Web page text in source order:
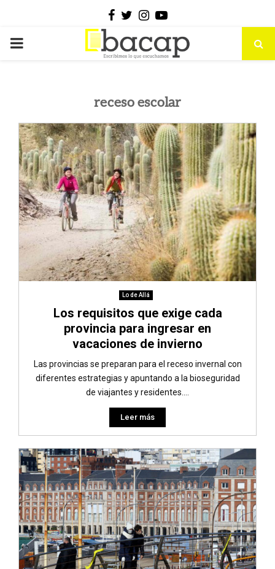
Facebook
Twitter
Instagram
Youtube
PRIMARY
receso escolar
Lo de Allá
Los requisitos que exige cada
provincia para ingresar en
vacaciones de invierno
Las provincias se preparan para el receso invernal con
diferentes estrategias y apuntando a la bioseguridad
de viajantes y residentes....
Leer más